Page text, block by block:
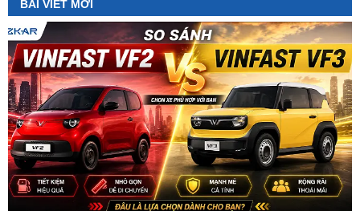
So Sánh VinFast VF2 Với VinFast VF3 Chi Tiết